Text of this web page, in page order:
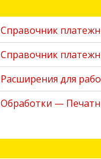
Справочник
Справочник
Расширения для
Обработки —